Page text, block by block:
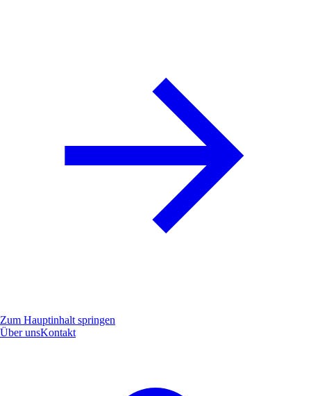
Zum Hauptinhalt springen
Über unsKontakt